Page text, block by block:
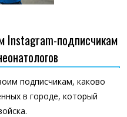
Instagram-подписчикам
подписчикам, каково
в городе, который